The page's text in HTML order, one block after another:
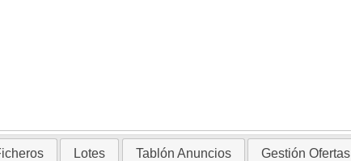
Lotes Tablón Anuncios Gestión Ofertas